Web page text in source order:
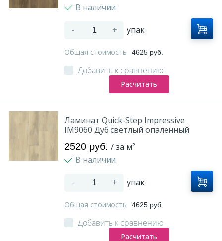
В наличии
- + упак
Общая стоимость 4625 руб.
Добавить к сравнению
Расчитать
Ламинат Quick-Step Impressive
IM9060 Дуб светлый опалённый
2520 руб. / за м²
В наличии
- + упак
Общая стоимость 4625 руб.
Добавить к сравнению
Расчитать